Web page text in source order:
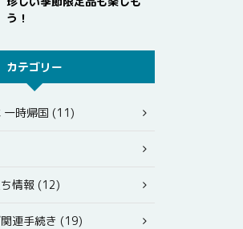
う！
カテゴリー
時帰国 (11)
情報 (12)
連手続き (19)